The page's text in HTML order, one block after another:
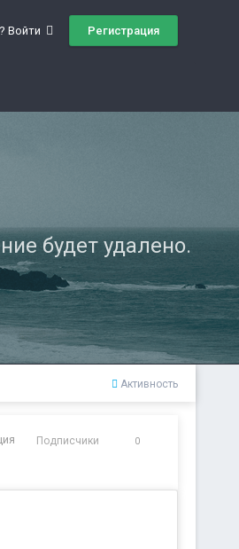
Войти Регистрация
будет удалено.
Активность
Подписчики 0